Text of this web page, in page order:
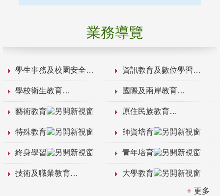
業務導覽
學生事務及校園安全 資訊教育及數位學習
學校衛生教育 國際及兩岸教育
藝術教育 原住民族教育
特殊教育 師資培育
終身學習 青年培育
技術及職業教育 大學教育
更多